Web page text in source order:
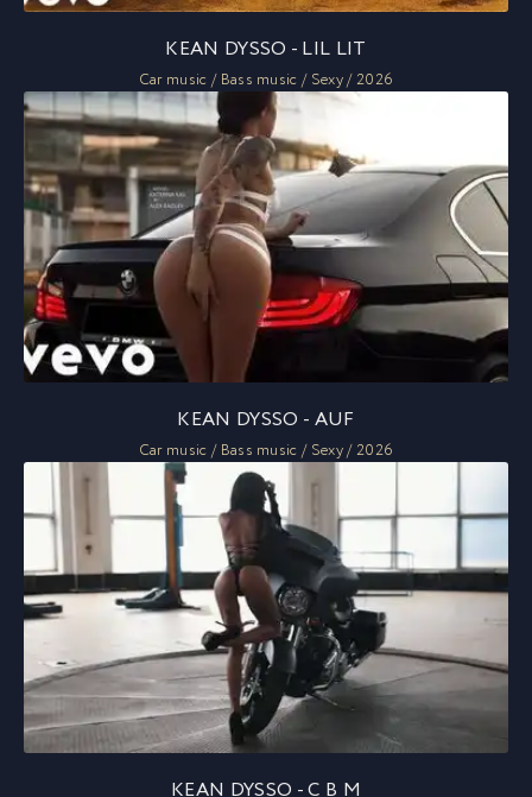
KEAN DYSSO - LIL LIT
Car music / Bass music / Sexy / 2026
KEAN DYSSO - AUF
Car music / Bass music / Sexy / 2026
KEAN DYSSO - C B M